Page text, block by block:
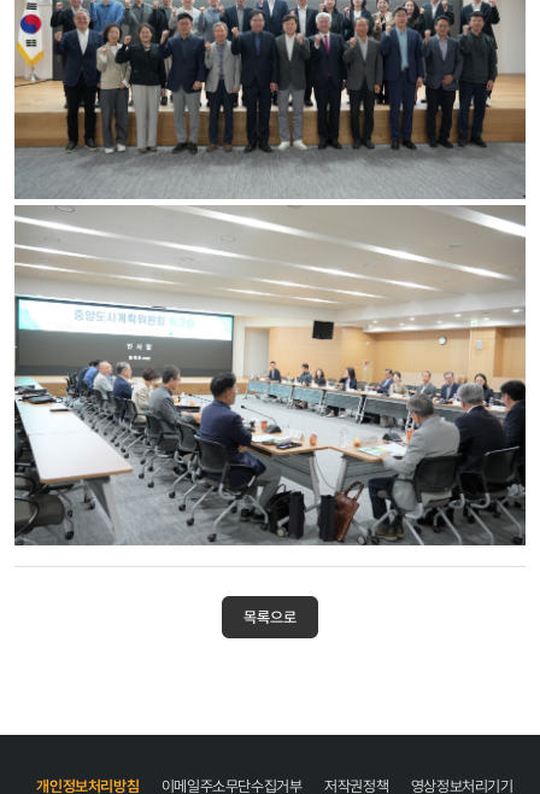
목록으로
개인정보처리방침 이메일주소무단수집거부 저작권정책 영상정보처리기기